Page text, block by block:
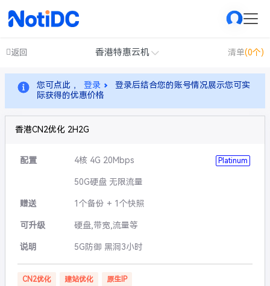
返回 香港特惠云机 清单(0个)
您可点此 ， 登录
登录后结合您的账号情况展示您可实
际获得的优惠价格
香港CN2优化 2H2G
配置 4核 4G 20Mbps Platinum
50G硬盘 无限流量
赠送 1个备份 + 1个快照
可升级 硬盘,带宽,流量等
说明 5G防御 黑洞3小时
CN2优化 建站优化 原生IP